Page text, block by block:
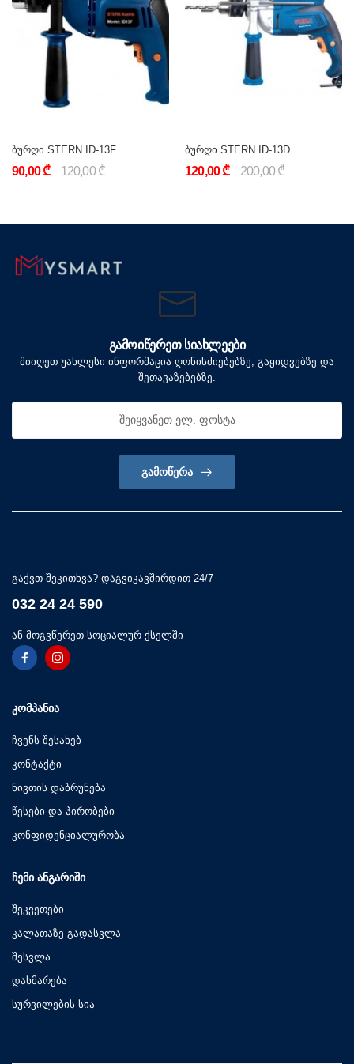
ბურღი STERN ID-13F
90,00 ₾ 120,00 ₾
ბურღი STERN ID-13D
120,00 ₾ 200,00 ₾
ᲒᲐᲛᲝᲘᲬᲔᲠᲔᲗ ᲡᲘᲐᲮᲚᲔᲔᲑᲘ
მიიღეთ უახლესი ინფორმაცია ღონისძიებებზე, გაყიდვებზე და
შეთავაზებებზე.
ᲒᲐᲛᲝᲬᲔᲠᲐ
გაქვთ შეკითხვა? დაგვიკავშირდით 24/7
032 24 24 590
ან მოგვწერეთ სოციალურ ქსელში
ᲙᲝᲛᲞᲐᲜᲘᲐ
ჩვენს შესახებ
კონტაქტი
ნივთის დაბრუნება
წესები და პირობები
კონფიდენციალურობა
ᲩᲔᲛᲘ ᲐᲜᲒᲐᲠᲘᲨᲘ
შეკვეთები
კალათაზე გადასვლა
შესვლა
დახმარება
სურვილების სია